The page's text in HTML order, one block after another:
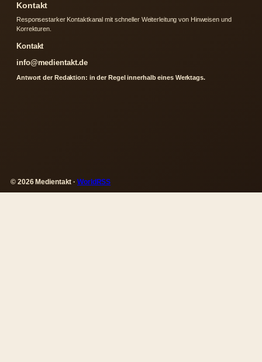
Kontakt
Responsestarker Kontaktkanal mit schneller Weiterleitung von Hinweisen und
Korrekturen.
Kontakt
info@medientakt.de
Antwort der Redaktion: in der Regel innerhalb eines Werktags.
© 2026 Medientakt ·WorldRSS